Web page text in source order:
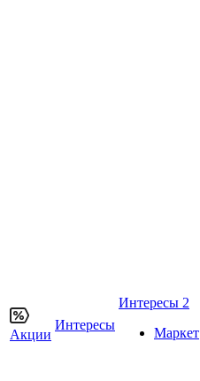
Акции
Интересы
Интересы 2
Маркет